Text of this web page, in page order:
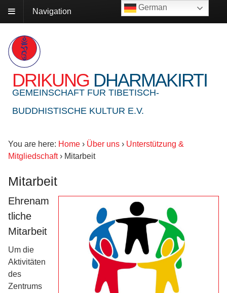
Navigation
DRIKUNG DHARMAKIRTI
GEMEINSCHAFT FUR TIBETISCH-
BUDDHISTISCHE KULTUR E.V.
You are here: Home › Über uns › Unterstützung &
Mitgliedschaft › Mitarbeit
Mitarbeit
Ehrenam
tliche
Mitarbeit
Um die
Aktivitäten
des
Zentrums
German